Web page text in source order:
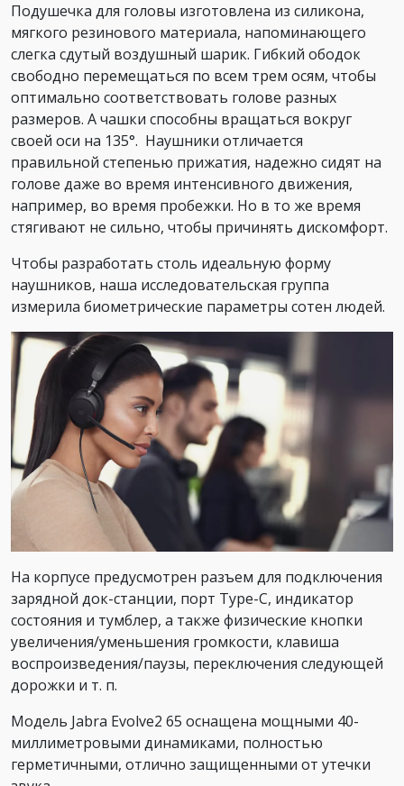
Подушечка для головы изготовлена ​​из силикона,
мягкого резинового материала, напоминающего
слегка сдутый воздушный шарик. Гибкий ободок
свободно перемещаться по всем трем осям, чтобы
оптимально соответствовать голове разных
размеров. А чашки способны вращаться вокруг
своей оси на 135°. Наушники отличается
правильной степенью прижатия, надежно сидят на
голове даже во время интенсивного движения,
например, во время пробежки. Но в то же время
стягивают не сильно, чтобы причинять дискомфорт.
Чтобы разработать столь идеальную форму
наушников, наша исследовательская группа
измерила биометрические параметры сотен людей.
На корпусе предусмотрен разъем для подключения
зарядной док-станции, порт Type-C, индикатор
состояния и тумблер, а также физические кнопки
увеличения/уменьшения громкости, клавиша
воспроизведения/паузы, переключения следующей
дорожки и т. п.
Модель Jabra Evolve2 65 оснащена мощными 40-
миллиметровыми динамиками, полностью
герметичными, отлично защищенными от утечки